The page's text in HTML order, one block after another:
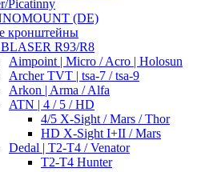
Picatinny
(DE)
кронштейны
R93/R8
Aimpoint | Micro / Acro | Holosun
Archer TVT | tsa-7 / tsa-9
Arkon | Arma / Alfa
ATN | 4 / 5 / HD
4/5 X-Sight / Mars / Thor
HD X-Sight I+II / Mars
Dedal | T2-T4 / Venator
T2-T4 Hunter